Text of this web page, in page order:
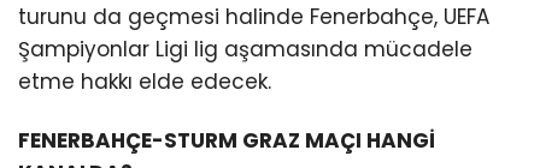
turunu da geçmesi halinde Fenerbahçe, UEFA
Şampiyonlar Ligi lig aşamasında mücadele
etme hakkı elde edecek.
FENERBAHÇE-STURM GRAZ MAÇI HANGİ